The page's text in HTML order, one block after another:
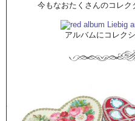
今もなおたくさんのコレク
アルバムにコレク